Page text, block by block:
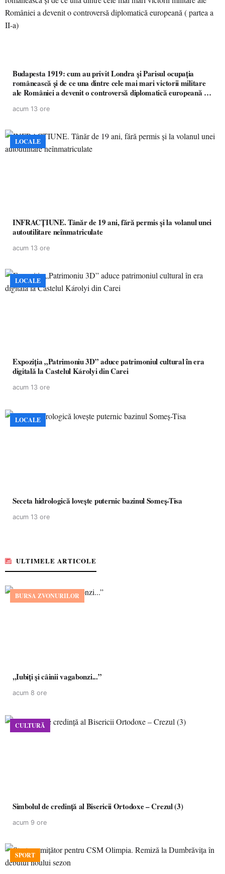
Budapesta 1919: cum au privit Londra și Parisul ocupația
românească și de ce una dintre cele mai mari victorii militare
ale României a devenit o controversă diplomatică europeană (
acum 13 ore
LOCALE
INFRACȚIUNE. Tânăr de 19 ani, fără permis și la volanul unei
autoutilitare neînmatriculate
acum 13 ore
LOCALE
Expoziția „Patrimoniu 3D” aduce patrimoniul cultural în era
digitală la Castelul Károlyi din Carei
acum 13 ore
LOCALE
Seceta hidrologică lovește puternic bazinul Someș-Tisa
acum 13 ore
ULTIMELE ARTICOLE
BURSA ZVONURILOR
,,Iubiți și câinii vagabonzi...”
acum 8 ore
CULTURĂ
Simbolul de credinţă al Bisericii Ortodoxe – Crezul (3)
acum 9 ore
SPORT